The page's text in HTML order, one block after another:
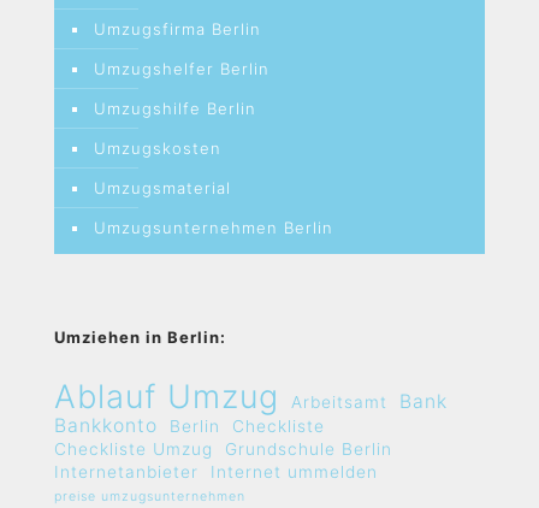
Umzugsfirma Berlin
Umzugshelfer Berlin
Umzugshilfe Berlin
Umzugskosten
Umzugsmaterial
Umzugsunternehmen Berlin
Umziehen in Berlin:
Ablauf Umzug Arbeitsamt
Bank
Bankkonto
Berlin
Checkliste
Checkliste Umzug
Grundschule Berlin
Internetanbieter
Internet ummelden
preise umzugsunternehmen